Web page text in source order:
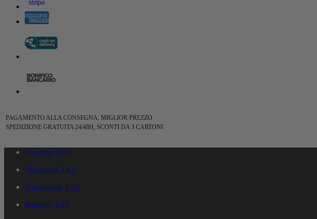
PAGAMENTO ALLA CONSEGNA, MIGLIOR PREZZO
SPEDIZIONE GRATUITA 24/48H, SCONTI DA 3 CARTONI
Tovaglie TnT
Tovaglioli TnT
Tovagliette TnT
Runner TnT